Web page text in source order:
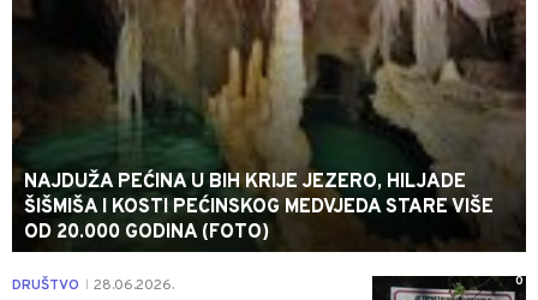
NAJDUŽA PEĆINA U BIH KRIJE JEZERO, HILJADE
ŠIŠMIŠA I KOSTI PEĆINSKOG MEDVJEDA STARE VIŠE
OD 20.000 GODINA (FOTO)
0
DRUŠTVO 28.06.2026.